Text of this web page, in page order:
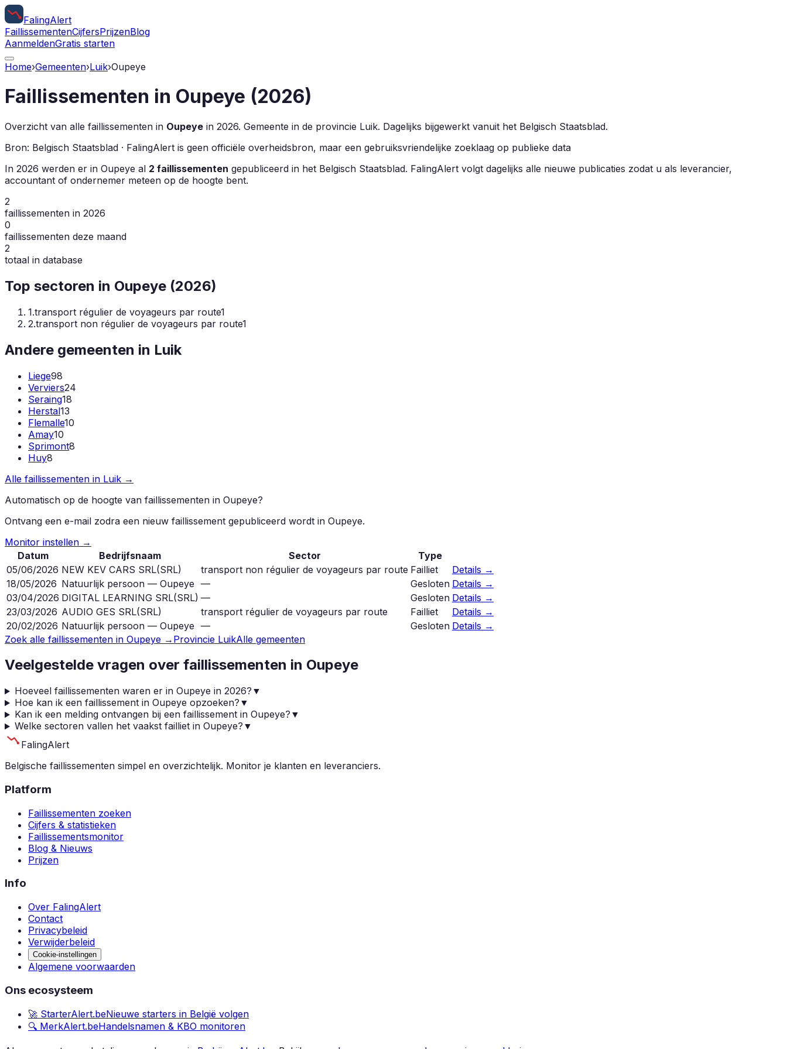
FalingAlert
FaillissementenCijfersPrijzenBlog
AanmeldenGratis starten
Home›Gemeenten›Luik›Oupeye
Faillissementen in Oupeye (2026)
Overzicht van alle faillissementen in Oupeye in 2026. Gemeente in de provincie Luik. Dagelijks bijgewerkt vanuit het Belgisch Staatsblad.
Bron: Belgisch Staatsblad · FalingAlert is geen officiële overheidsbron, maar een gebruiksvriendelijke zoeklaag op publieke data
In 2026 werden er in Oupeye al 2 faillissementen gepubliceerd in het Belgisch Staatsblad. FalingAlert volgt dagelijks alle nieuwe publicaties zodat u als leverancier,
accountant of ondernemer meteen op de hoogte bent.
2
faillissementen in 2026
0
faillissementen deze maand
2
totaal in database
Top sectoren in Oupeye (2026)
1.transport régulier de voyageurs par route1
2.transport non régulier de voyageurs par route1
Andere gemeenten in Luik
Liege98
Verviers24
Seraing18
Herstal13
Flemalle10
Amay10
Sprimont8
Huy8
Alle faillissementen in Luik →
Automatisch op de hoogte van faillissementen in Oupeye?
Ontvang een e-mail zodra een nieuw faillissement gepubliceerd wordt in Oupeye.
Monitor instellen →
Datum
Bedrijfsnaam Sector
Type
05/06/2026 NEW KEV CARS SRL(SRL) transport non régulier de voyageurs par route Failliet
Details →
18/05/2026 Natuurlijk persoon — Oupeye — Gesloten Details →
03/04/2026 DIGITAL LEARNING SRL(SRL) — Gesloten Details →
23/03/2026 AUDIO GES SRL(SRL) transport régulier de voyageurs par route Failliet
Details →
20/02/2026 Natuurlijk persoon — Oupeye — Gesloten Details →
Zoek alle faillissementen in Oupeye → Provincie LuikAlle gemeenten
Veelgestelde vragen over faillissementen in Oupeye
Hoeveel faillissementen waren er in Oupeye in 2026? ▼
Hoe kan ik een faillissement in Oupeye opzoeken? ▼
Kan ik een melding ontvangen bij een faillissement in Oupeye? ▼
Welke sectoren vallen het vaakst failliet in Oupeye? ▼
FalingAlert
Belgische faillissementen simpel en overzichtelijk. Monitor je klanten en leveranciers.
Platform
Faillissementen zoeken
Cijfers & statistieken
Faillissementsmonitor
Blog & Nieuws
Prijzen
Info
Over FalingAlert
Contact
Privacybeleid
Verwijderbeleid
Cookie-instellingen
Algemene voorwaarden
Ons ecosysteem
🚀 StarterAlert.beNieuwe starters in België volgen
🔍 MerkAlert.beHandelsnamen & KBO monitoren